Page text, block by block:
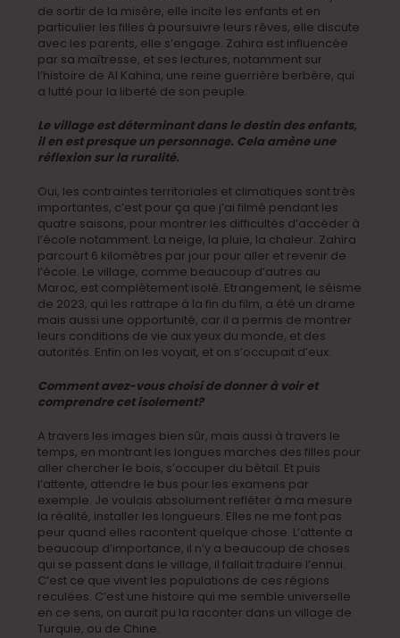
de sortir de la misère, elle incite les enfants et en
particulier les filles à poursuivre leurs rêves, elle discute
avec les parents, elle s’engage. Zahira est influencée
par sa maîtresse, et ses lectures, notamment sur
l’histoire de Al Kahina, une reine guerrière berbère, qui
a lutté pour la liberté de son peuple.
Le village est déterminant dans le destin des enfants,
il en est presque un personnage. Cela amène une
réflexion sur la ruralité.
Oui, les contraintes territoriales et climatiques sont très
importantes, c’est pour ça que j’ai filmé pendant les
quatre saisons, pour montrer les difficultés d’accéder à
l’école notamment. La neige, la pluie, la chaleur. Zahira
parcourt 6 kilomètres par jour pour aller et revenir de
l’école. Le village, comme beaucoup d’autres au
Maroc, est complètement isolé. Etrangement, le séisme
de 2023, qui les rattrape à la fin du film, a été un drame
mais aussi une opportunité, car il a permis de montrer
leurs conditions de vie aux yeux du monde, et des
autorités. Enfin on les voyait, et on s’occupait d’eux.
Comment avez-vous choisi de donner à voir et
comprendre cet isolement?
A travers les images bien sûr, mais aussi à travers le
temps, en montrant les longues marches des filles pour
aller chercher le bois, s’occuper du bétail. Et puis
l’attente, attendre le bus pour les examens par
exemple. Je voulais absolument refléter à ma mesure
la réalité, installer les longueurs. Elles ne me font pas
peur quand elles racontent quelque chose. L’attente a
beaucoup d’importance, il n’y a beaucoup de choses
qui se passent dans le village, il fallait traduire l’ennui.
C’est ce que vivent les populations de ces régions
reculées. C’est une histoire qui me semble universelle
en ce sens, on aurait pu la raconter dans un village de
Turquie, ou de Chine.